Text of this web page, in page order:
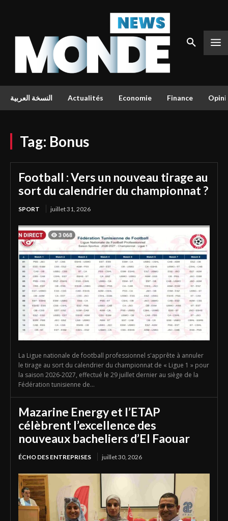
النسخة العربية Actualités Economie Finance
Tag: Bonus
Football : Vers un nouveau tirage au
sort du calendrier du championnat ?
SPORT juillet 31, 2026
La Ligue nationale de football professionnel s'apprête à annuler
le tirage au sort du calendrier du championnat de « Ligue 1 » pour
la saison 2026-2027, effectué le 29 juillet dernier au siège de la
Fédération tunisienne de...
Mazarine Energy et l’ETAP
célèbrent l’excellence des
nouveaux bacheliers d’El Faouar
ÉCHO DES ENTREPRISES juillet 30, 2026